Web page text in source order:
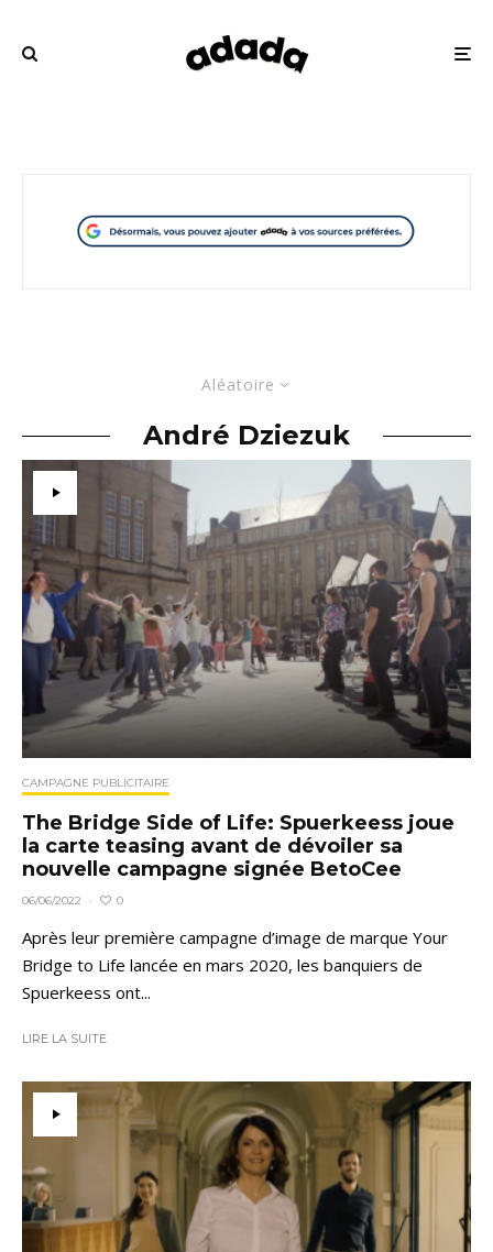
Aléatoire
André Dziezuk
CAMPAGNE PUBLICITAIRE
The Bridge Side of Life: Spuerkeess joue
la carte teasing avant de dévoiler sa
nouvelle campagne signée BetoCee
06/06/2022 · 0
Après leur première campagne d’image de marque Your
Bridge to Life lancée en mars 2020, les banquiers de
Spuerkeess ont...
LIRE LA SUITE